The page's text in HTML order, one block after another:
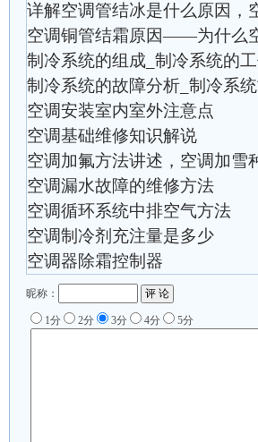
详解空调管结冰是什么原因，
空调铜管结霜原因——为什么
制冷系统的组成_制冷系统的
制冷系统的故障分析_制冷系
空调安装室内室外注意点
空调基础维修知识解说
空调加氟方法讲述，空调加雪
空调漏水故障的维修方法
空调循环系统中排空气方法
空调制冷剂充注量是多少
空调器除霜控制器
昵称：
1分 2分 3分 4分 5分